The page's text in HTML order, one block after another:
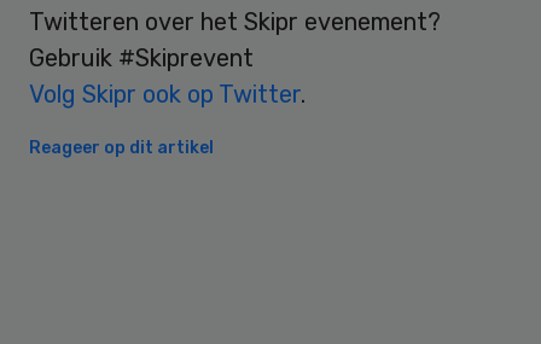
Twitteren over het Skipr evenement?
Gebruik #Skiprevent
Volg Skipr ook op Twitter.
Reageer op dit artikel